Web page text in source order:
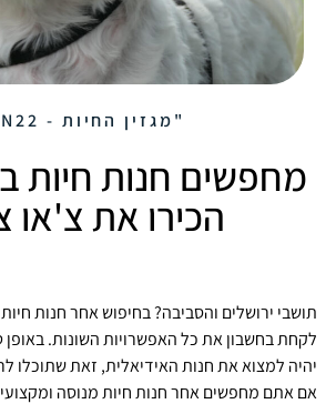
"מגזין החיות - N22"
מחפשים חנות חיות
הכירו את צ'או
תושבי ירושלים והסביבה? בחיפוש אחר חנות
לקחת בחשבון את כל האפשרויות השונות. באופן
יהיה למצוא את חנות האידיאלית, זאת שתוכלו
אם אתם מחפשים אחר חנות חיות מנוסה